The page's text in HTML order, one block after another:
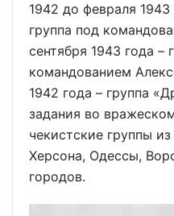
1942 до февраля 1943
группа под
сентября 1943 года –
командованием
1942 года – группа
задания во
чекистские группы
Херсона, Одессы,
городов.